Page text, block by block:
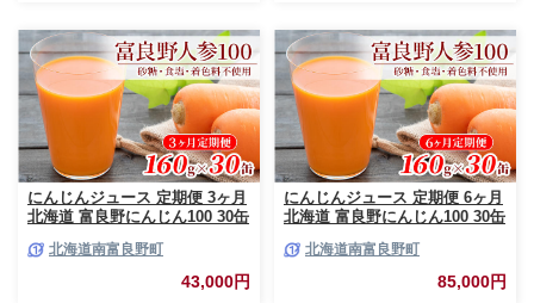
保存 常温 常温保存
常温 常温保存
にんじんジュース 定期便 3ヶ月
北海道 富良野にんじん100 30缶
ース 野菜ジュース キャロット
ジュース 野菜 飲料 缶 ケース買
い 箱 買い 1ケース ギフト 備蓄
北海道南富良野町
43,000円
にんじんジュース 定期便 6ヶ月
北海道 富良野にんじん100 30缶
ース 野菜ジュース キャロット
ジュース 野菜 飲料 缶 ケース買
い 箱 買い 1ケース ギフト 備蓄
北海道南富良野町
85,000円